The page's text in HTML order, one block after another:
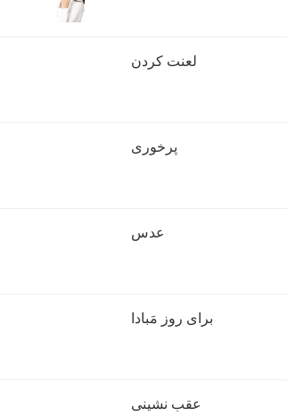
لعنت کردن
پرخوری
عدس
برای روز مَبادا
عقب نشینی